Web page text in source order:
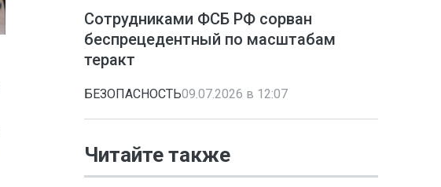
Сотрудниками ФСБ РФ сорван
беспрецедентный по масштабам
теракт
БЕЗОПАСНОСТЬ09.07.2026 в 12:07
Читайте также